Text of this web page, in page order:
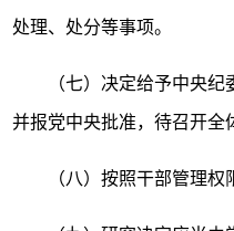
处理、处分等事项。
（七）决定给予中央纪委
并报党中央批准，待召开全
（八）按照干部管理权限